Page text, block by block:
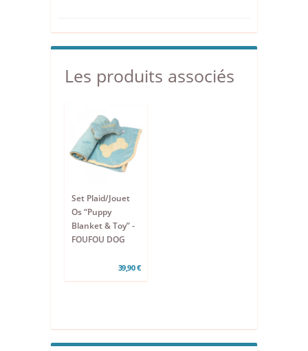
Les produits associés
Set Plaid/Jouet
Os “Puppy
Blanket & Toy” -
FOUFOU DOG
39,90 €